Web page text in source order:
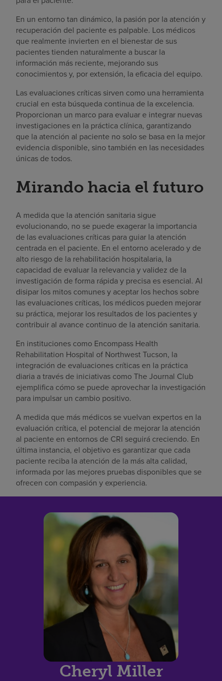
En un entorno tan dinámico, la pasión por la atención y
recuperación del paciente es palpable. Los médicos
que realmente invierten en el bienestar de sus
pacientes tienden naturalmente a buscar la
información más reciente, mejorando sus
conocimientos y, por extensión, la eficacia del equipo.
Las evaluaciones críticas sirven como una herramienta
crucial en esta búsqueda continua de la excelencia.
Proporcionan un marco para evaluar e integrar nuevas
investigaciones en la práctica clínica, garantizando
que la atención al paciente no solo se basa en la mejor
evidencia disponible, sino también en las necesidades
únicas de todos.
Mirando hacia el futuro
A medida que la atención sanitaria sigue
evolucionando, no se puede exagerar la importancia
de las evaluaciones críticas para guiar la atención
centrada en el paciente. En el entorno acelerado y de
alto riesgo de la rehabilitación hospitalaria, la
capacidad de evaluar la relevancia y validez de la
investigación de forma rápida y precisa es esencial. Al
disipar los mitos comunes y aceptar los hechos sobre
las evaluaciones críticas, los médicos pueden mejorar
su práctica, mejorar los resultados de los pacientes y
contribuir al avance continuo de la atención sanitaria.
En instituciones como Encompass Health
Rehabilitation Hospital of Northwest Tucson, la
integración de evaluaciones críticas en la práctica
diaria a través de iniciativas como The Journal Club
ejemplifica cómo se puede aprovechar la investigación
para impulsar un cambio positivo.
A medida que más médicos se vuelvan expertos en la
evaluación crítica, el potencial de mejorar la atención
al paciente en entornos de CRI seguirá creciendo. En
última instancia, el objetivo es garantizar que cada
paciente reciba la atención de la más alta calidad,
informada por las mejores pruebas disponibles que se
ofrecen con compasión y experiencia.
Cheryl Miller